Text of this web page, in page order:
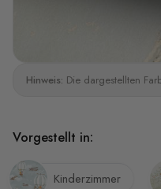
Hinweis: Die dargestellten
Vorgestellt in:
Kinderzimmer